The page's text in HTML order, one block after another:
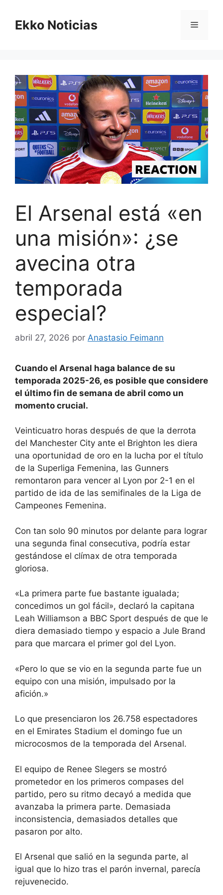
contenido
Ekko Noticias Menú
El Arsenal está «en
una misión»: ¿se
avecina otra
temporada
especial?
abril 27, 2026 por Anastasio Feimann
Cuando el Arsenal haga balance de su
temporada 2025-26, es posible que considere
el último fin de semana de abril como un
momento crucial.
Veinticuatro horas después de que la derrota
del Manchester City ante el Brighton les diera
una oportunidad de oro en la lucha por el título
de la Superliga Femenina, las Gunners
remontaron para vencer al Lyon por 2-1 en el
partido de ida de las semifinales de la Liga de
Campeones Femenina.
Con tan solo 90 minutos por delante para lograr
una segunda final consecutiva, podría estar
gestándose el clímax de otra temporada
gloriosa.
«La primera parte fue bastante igualada;
concedimos un gol fácil», declaró la capitana
Leah Williamson a BBC Sport después de que le
diera demasiado tiempo y espacio a Jule Brand
para que marcara el primer gol del Lyon.
«Pero lo que se vio en la segunda parte fue un
equipo con una misión, impulsado por la
afición.»
Lo que presenciaron los 26.758 espectadores
en el Emirates Stadium el domingo fue un
microcosmos de la temporada del Arsenal.
El equipo de Renee Slegers se mostró
prometedor en los primeros compases del
partido, pero su ritmo decayó a medida que
avanzaba la primera parte. Demasiada
inconsistencia, demasiados detalles que
pasaron por alto.
El Arsenal que salió en la segunda parte, al
igual que lo hizo tras el parón invernal, parecía
rejuvenecido.